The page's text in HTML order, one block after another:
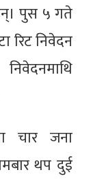
पुस ५ गते
रिट निवेदन
चार जना
थप दुई